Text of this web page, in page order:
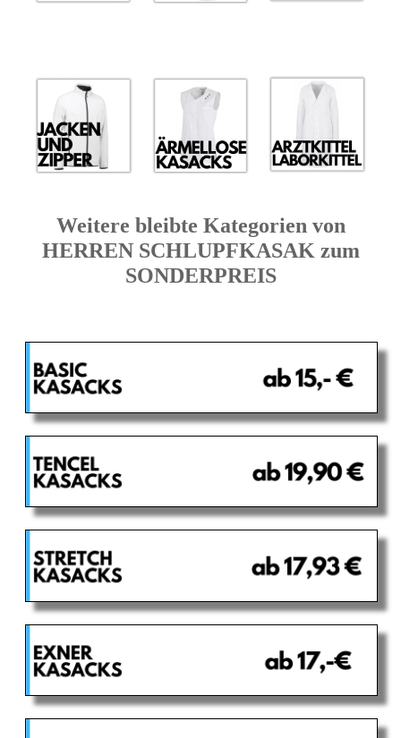
Weitere bleibte Kategorien von
HERREN SCHLUPFKASAK zum
SONDERPREIS